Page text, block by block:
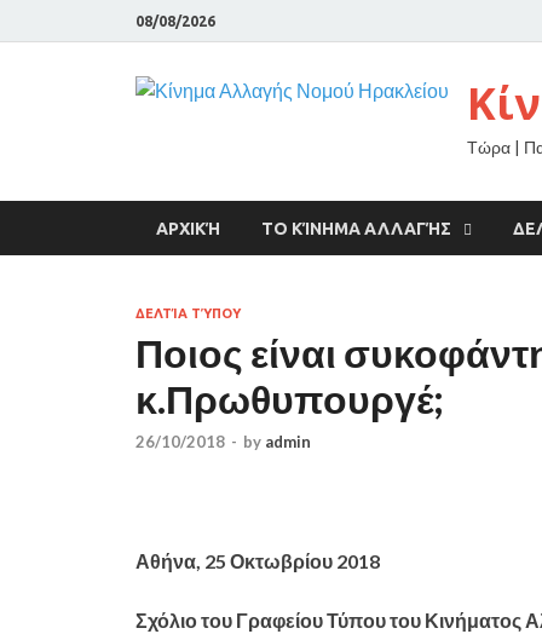
08/08/2026
Τώρα |
ΑΡΧΙΚΉ ΤΟ ΚΊΝΗΜΑ ΑΛΛΑΓΉΣ
ΔΕΛΤΊΑ ΤΎΠΟΥ
Ποιος είναι
κ.Πρωθυπουργέ;
26/10/2018 - by admin
Αθήνα, 25 Οκτωβρίου 2018
Σχόλιο του Γραφείου Τύπου του Κινήματος